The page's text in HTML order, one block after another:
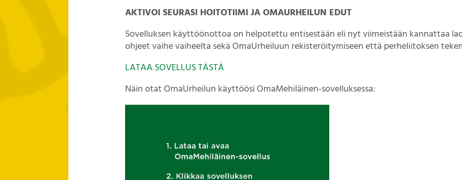
AKTIVOI SEURASI HOITOTIIMI JA OMAURHEILUN EDUT
Sovelluksen käyttöönottoa on helpotettu entisestään eli nyt viimeistään kannattaa
ohjeet vaihe vaiheelta sekä OmaUrheiluun rekisteröitymiseen että perheliitoksen
LATAA SOVELLUS TÄSTÄ
Näin otat OmaUrheilun käyttöösi OmaMehiläinen-sovelluksessa: